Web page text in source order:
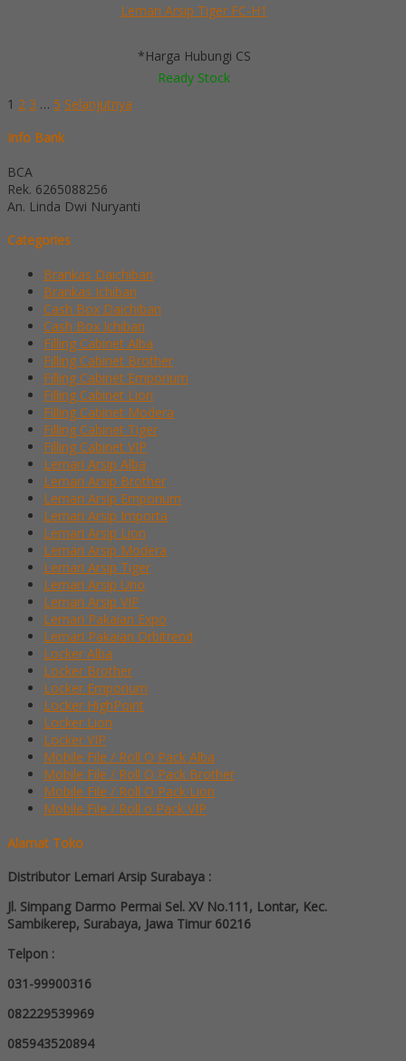
Lemari Arsip Tiger FC-H1
*Harga Hubungi CS
Ready Stock
1 2 3 … 5 Selanjutnya
Info Bank
BCA
Rek. 6265088256
An. Linda Dwi Nuryanti
Categories
Brankas Daichiban
Brankas Ichiban
Cash Box Daichiban
Cash Box Ichiban
Filling Cabinet Alba
Filling Cabinet Brother
Filling Cabinet Emporium
Filling Cabinet Lion
Filling Cabinet Modera
Filling Cabinet Tiger
Filling Cabinet VIP
Lemari Arsip Alba
Lemari Arsip Brother
Lemari Arsip Emporium
Lemari Arsip Importa
Lemari Arsip Lion
Lemari Arsip Modera
Lemari Arsip Tiger
Lemari Arsip Uno
Lemari Arsip VIP
Lemari Pakaian Expo
Lemari Pakaian Orbitrend
Locker Alba
Locker Brother
Locker Emporium
Locker HighPoint
Locker Lion
Locker VIP
Mobile File / Roll O Pack Alba
Mobile File / Roll O Pack Brother
Mobile File / Roll O Pack Lion
Mobile File / Roll o Pack VIP
Alamat Toko
Distributor Lemari Arsip Surabaya :
Jl. Simpang Darmo Permai Sel. XV No.111, Lontar, Kec.
Sambikerep, Surabaya, Jawa Timur 60216
Telpon :
031-99900316
082229539969
085943520894